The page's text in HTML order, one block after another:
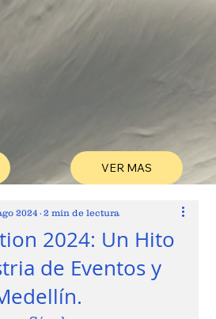
VER MAS
2024: Un Hito
de Eventos y
2024 2 min de lectura